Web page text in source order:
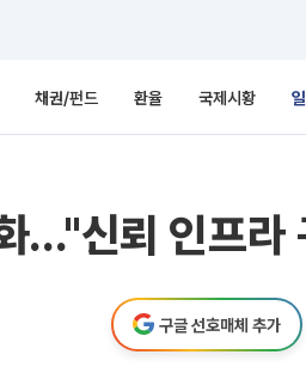
채권/펀드 환율 국제시황
…"신뢰 인프라
구글 선호매체 추가